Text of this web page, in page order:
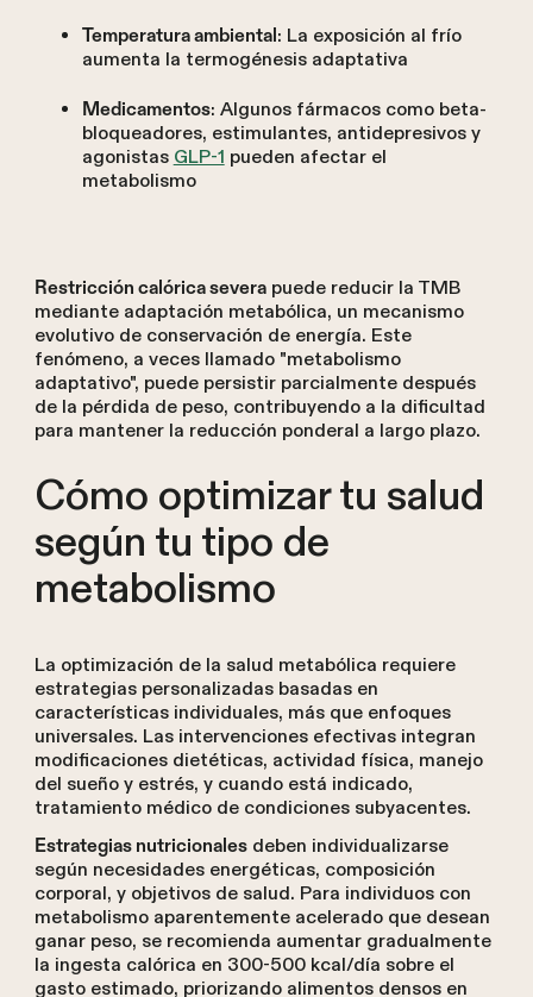
Temperatura ambiental: La exposición al frío
aumenta la termogénesis adaptativa
Medicamentos: Algunos fármacos como beta-
bloqueadores, estimulantes, antidepresivos y
agonistas GLP-1 pueden afectar el
metabolismo
Restricción calórica severapuede reducir la TMB
mediante adaptación metabólica, un mecanismo
evolutivo de conservación de energía. Este
fenómeno, a veces llamado "metabolismo
adaptativo", puede persistir parcialmente después
de la pérdida de peso, contribuyendo a la dificultad
para mantener la reducción ponderal a largo plazo.
Cómo optimizar tu salud
según tu tipo de
metabolismo
La optimización de la salud metabólica requiere
estrategias personalizadas basadas en
características individuales, más que enfoques
universales. Las intervenciones efectivas integran
modificaciones dietéticas, actividad física, manejo
del sueño y estrés, y cuando está indicado,
tratamiento médico de condiciones subyacentes.
Estrategias nutricionalesdeben individualizarse
según necesidades energéticas, composición
corporal, y objetivos de salud. Para individuos con
metabolismo aparentemente acelerado que desean
ganar peso, se recomienda aumentar gradualmente
la ingesta calórica en 300-500 kcal/día sobre el
gasto estimado, priorizando alimentos densos en